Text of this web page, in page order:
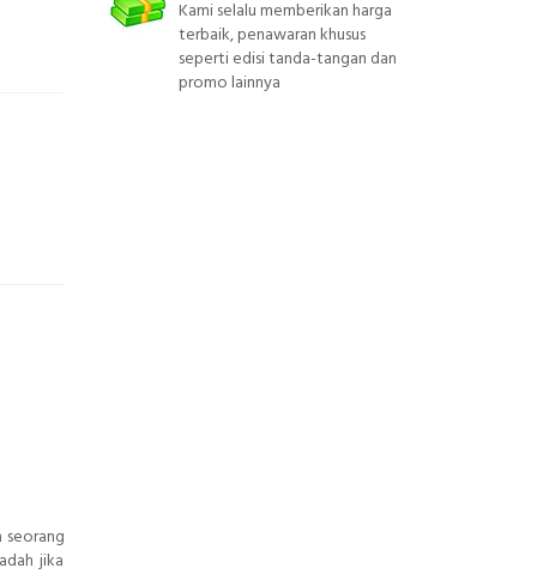
seorang
jika
Kami selalu memberikan harga
terbaik, penawaran khusus
seperti edisi tanda-tangan dan
promo lainnya